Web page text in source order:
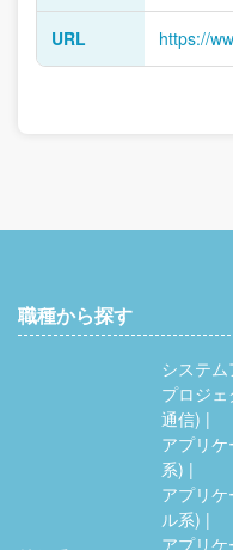
URL https://
職種から探す
システ
プロジ
通信)
アプリ
系)
アプリ
ル系)
アプリ